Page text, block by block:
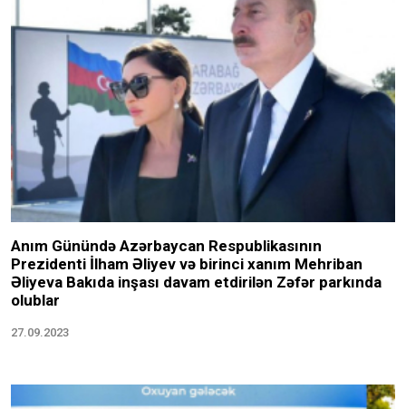
Anım Günündə Azərbaycan Respublikasının
Prezidenti İlham Əliyev və birinci xanım Mehriban
Əliyeva Bakıda inşası davam etdirilən Zəfər parkında
olublar
27.09.2023